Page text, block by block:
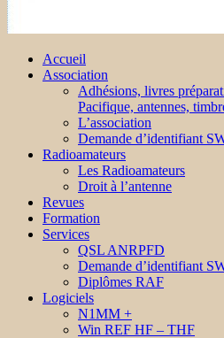
Accueil
Association
Adhésions, livres
Pacifique, antennes,
L’association
Demande d’identifiant
Radioamateurs
Les Radioamateurs
Droit à l’antenne
Revues
Formation
Services
QSL ANRPFD
Demande d’identifiant
Diplômes RAF
Logiciels
N1MM +
Win REF HF – THF